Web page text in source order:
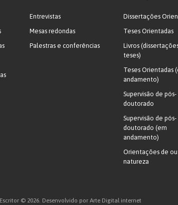
Entrevistas
Mesas redondas
Palestras e conferências
Dissertações
Teses Orientadas
Livros
teses)
Teses Orientadas
andamento)
Supervisão de pós-
doutorado
Supervisão de pós-
doutorado (em
andamento)
Orientações de
natureza
© 2026. Desenvolvido por Arte Digital internet